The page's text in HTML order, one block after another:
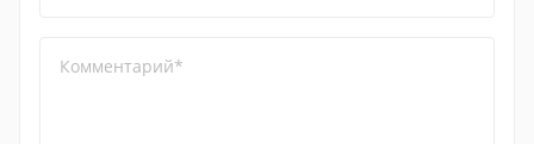
Комментарий*